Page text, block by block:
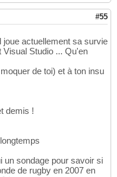
#55
actuellement sa survie
Studio ... Qu'en
de toi) et à ton insu
demis !
un sondage pour savoir si
de rugby en 2007 en